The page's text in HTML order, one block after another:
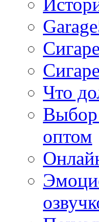
Что
Выбор
оптом